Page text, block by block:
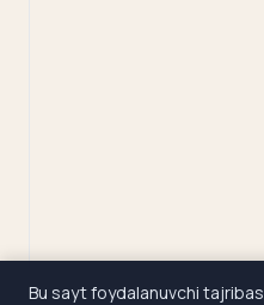
Bu sayt foydalanuvchi